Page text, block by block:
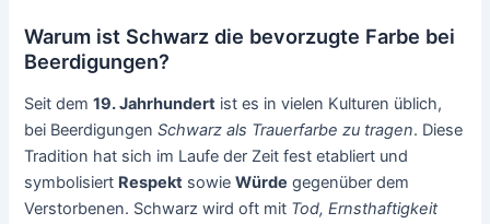
Warum ist Schwarz die bevorzugte Farbe bei
Beerdigungen?
Seit dem19. Jahrhundert ist es in vielen Kulturen üblich,
bei BeerdigungenSchwarz als Trauerfarbe zu tragen. Diese
Tradition hat sich im Laufe der Zeit fest etabliert und
symbolisiert Respekt sowieWürde gegenüber dem
Verstorbenen. Schwarz wird oft mit Tod, Ernsthaftigkeit